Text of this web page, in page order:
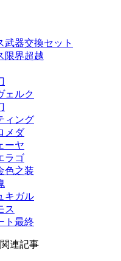
武器交換セット
限界超越
ェルク
ィング
メダ
ーヤ
ラゴ
色之装
キガル
ス
ト最終
連記事